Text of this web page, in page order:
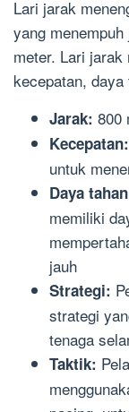
Lari jarak
yang
meter. Lari jarak
kecepatan,
Jarak: 800
Kecepatan:
untuk
Daya
memiliki
jauh
Strategi:
strategi
tenaga
Taktik: